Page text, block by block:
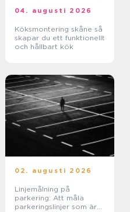
04. augusti 2026
Köksmontering skåne så
skapar du ett funktionellt
och hållbart kök
02. augusti 2026
Linjemålning på
parkering: Att måla
parkeringslinjer som är